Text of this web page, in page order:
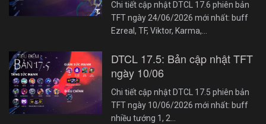
Chi tiết cập nhật DTCL 17.6 phiên bản
TFT ngày 24/06/2026 mới nhất: buff
Ezreal, TF, Viktor, Karma,…
DTCL 17.5: Bản cập nhật TFT
ngày 10/06
Chi tiết cập nhật DTCL 17.5 phiên bản
TFT ngày 10/06/2026 mới nhất: buff
nhiều tướng 1, 2…